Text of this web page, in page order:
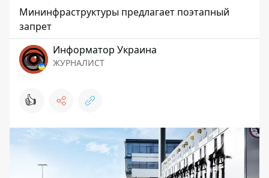
Мининфраструктуры предлагает поэтапный
запрет
Информатор Украина
ЖУРНАЛИСТ
👍